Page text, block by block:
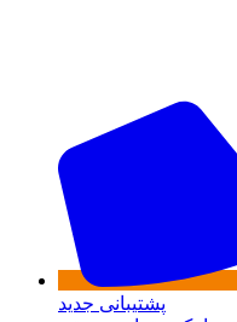
پشتیبانی جدید